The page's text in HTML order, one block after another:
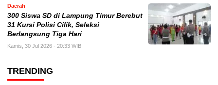
Daerah
300 Siswa SD di Lampung Timur Berebut
31 Kursi Polisi Cilik, Seleksi
Berlangsung Tiga Hari
Kamis, 30 Jul 2026 - 20:33 WIB
TRENDING